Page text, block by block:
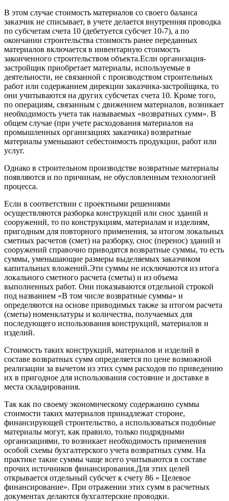
В этом случае стоимость материалов со своего баланса
заказчик не списывает, в учете делается внутренняя проводка
по субсчетам счета 10 (дебетуется субсчет 10-7), а по
окончании строительства стоимость ранее переданных
материалов включается в инвентарную стоимость
законченного строительством объекта.Если организация-
застройщик приобретает материалы, используемые в
деятельности, не связанной с производством строительных
работ или содержанием дирекции заказчика-застройщика, то
они учитываются на других субсчетах счета 10. Кроме того,
по операциям, связанным с движением материалов, возникает
необходимость учета так называемых «возвратных сумм». В
общем случае (при учете расходования материалов на
промышленных организациях заказчика) возвратные
материалы уменьшают себестоимость продукции, работ или
услуг.
Однако в строительном производстве возвратные материалы
появляются и по причинам, не обусловленным технологией
процесса.
Если в соответствии с проектными решениями
осуществляются разборка конструкций или снос зданий и
сооружений, то по конструкциям, материалам и изделиям,
пригодным для повторного применения, за итогом локальных
сметных расчетов (смет) на разборку, снос (перенос) зданий и
сооружений справочно приводятся возвратные суммы, то есть
суммы, уменьшающие размеры выделяемых заказчиком
капитальных вложений.Эти суммы не исключаются из итога
локального сметного расчета (сметы) и из объема
выполненных работ. Они показываются отдельной строкой
под названием «В том числе возвратные суммы» и
определяются на основе приводимых также за итогом расчета
(сметы) номенклатуры и количества, получаемых для
последующего использования конструкций, материалов и
изделий.
Стоимость таких конструкций, материалов и изделий в
составе возвратных сумм определяется по цене возможной
реализации за вычетом из этих сумм расходов по приведению
их в пригодное для использования состояние и доставке в
места складирования.
Так как по своему экономическому содержанию суммы
стоимости таких материалов принадлежат стороне,
финансирующей строительство, а использоваться подобные
материалы могут, как правило, только подрядными
организациями, то возникает необходимость применения
особой схемы бухгалтерского учета возвратных сумм. На
практике такие суммы чаще всего учитываются в составе
прочих источников финансирования.Для этих целей
открывается отдельный субсчет к счету 86 » Целевое
финансирование». При отражении этих сумм в расчетных
документах делаются бухгалтерские проводки.